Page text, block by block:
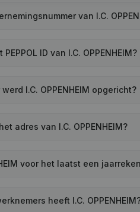
van I.C.
ID van I.C. OPPENHEIM?
I.C. OPPENHEIM opgericht?
adres van I.C. OPPENHEIM?
voor het laatst een
heeft I.C.